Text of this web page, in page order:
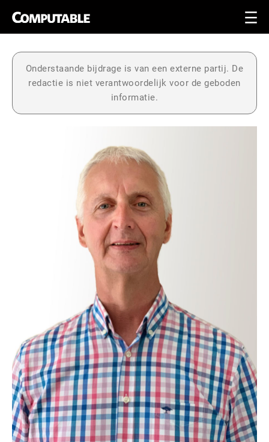
Onderstaande bijdrage is van een externe partij. De
redactie is niet verantwoordelijk voor de geboden
informatie.